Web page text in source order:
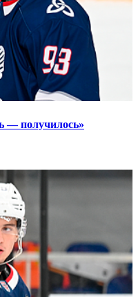
— получилось»